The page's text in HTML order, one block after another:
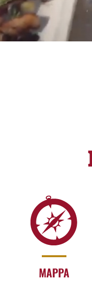
MAPPA